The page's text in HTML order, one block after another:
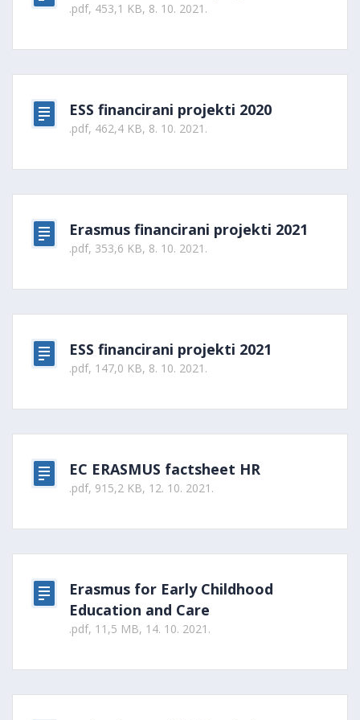
.pdf, 453,1 KB, 8. 10. 2021.
ESS financirani projekti 2020
.pdf, 462,4 KB, 8. 10. 2021.
Erasmus financirani projekti 2021
.pdf, 353,6 KB, 8. 10. 2021.
ESS financirani projekti 2021
.pdf, 147,0 KB, 8. 10. 2021.
EC ERASMUS factsheet HR
.pdf, 915,2 KB, 12. 10. 2021.
Erasmus for Early Childhood
Education and Care
.pdf, 11,5 MB, 14. 10. 2021.